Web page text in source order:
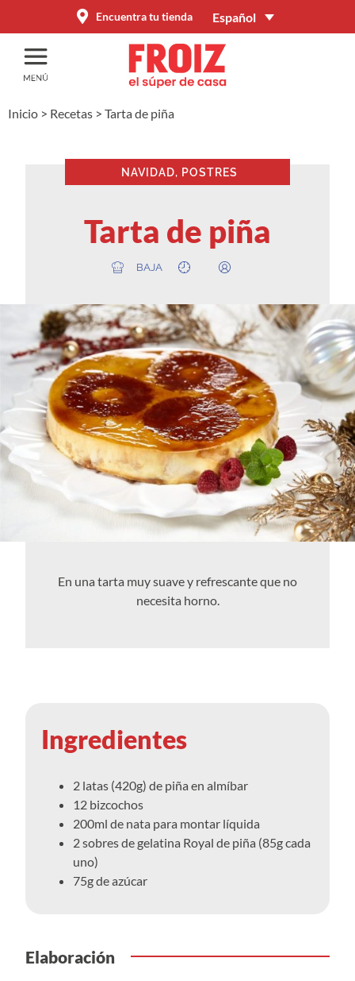
Encuentra tu tienda Español
Inicio > Recetas > Tarta de piña
NAVIDAD, POSTRES
Tarta de piña
BAJA
En una tarta muy suave y refrescante que no
necesita horno.
Ingredientes
2 latas (420g) de piña en almíbar
12 bizcochos
200ml de nata para montar líquida
2 sobres de gelatina Royal de piña (85g cada
uno)
75g de azúcar
Elaboración